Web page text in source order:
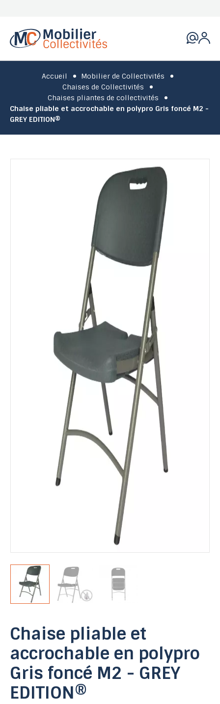
Accueil
Mobilier de Collectivités
Chaises de Collectivités
Chaises pliantes de collectivités
Chaise pliable et accrochable en polypro Gris foncé M2 -
GREY EDITION®
Chaise pliable et
accrochable en polypro
Gris foncé M2 - GREY
EDITION®